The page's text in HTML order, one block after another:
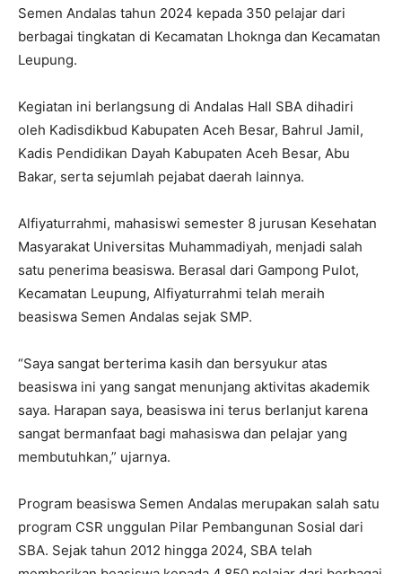
Semen Andalas tahun 2024 kepada 350 pelajar dari
berbagai tingkatan di Kecamatan Lhoknga dan Kecamatan
Leupung.
Kegiatan ini berlangsung di Andalas Hall SBA dihadiri
oleh Kadisdikbud Kabupaten Aceh Besar, Bahrul Jamil,
Kadis Pendidikan Dayah Kabupaten Aceh Besar, Abu
Bakar, serta sejumlah pejabat daerah lainnya.
Alfiyaturrahmi, mahasiswi semester 8 jurusan Kesehatan
Masyarakat Universitas Muhammadiyah, menjadi salah
satu penerima beasiswa. Berasal dari Gampong Pulot,
Kecamatan Leupung, Alfiyaturrahmi telah meraih
beasiswa Semen Andalas sejak SMP.
“Saya sangat berterima kasih dan bersyukur atas
beasiswa ini yang sangat menunjang aktivitas akademik
saya. Harapan saya, beasiswa ini terus berlanjut karena
sangat bermanfaat bagi mahasiswa dan pelajar yang
membutuhkan,” ujarnya.
Program beasiswa Semen Andalas merupakan salah satu
program CSR unggulan Pilar Pembangunan Sosial dari
SBA. Sejak tahun 2012 hingga 2024, SBA telah